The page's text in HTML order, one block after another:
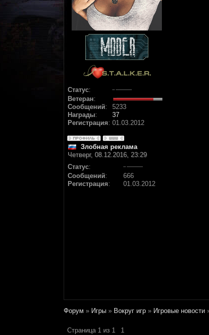
Статус:
Ветеран:
Сообщений:
5233
Награды:
37
Регистрация: 01.03.2012
Злобная реклама
Четверг, 08.12.2016, 23:29
Статус:
Сообщений:
666
Регистрация: 01.03.2012
Форум » Игры » Вокруг игр » Игровые новости
Страница 1 из 1 1